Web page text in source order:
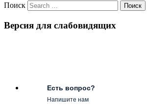
Поиск
Версия для слабовидящих
Есть вопрос?
Напишите нам